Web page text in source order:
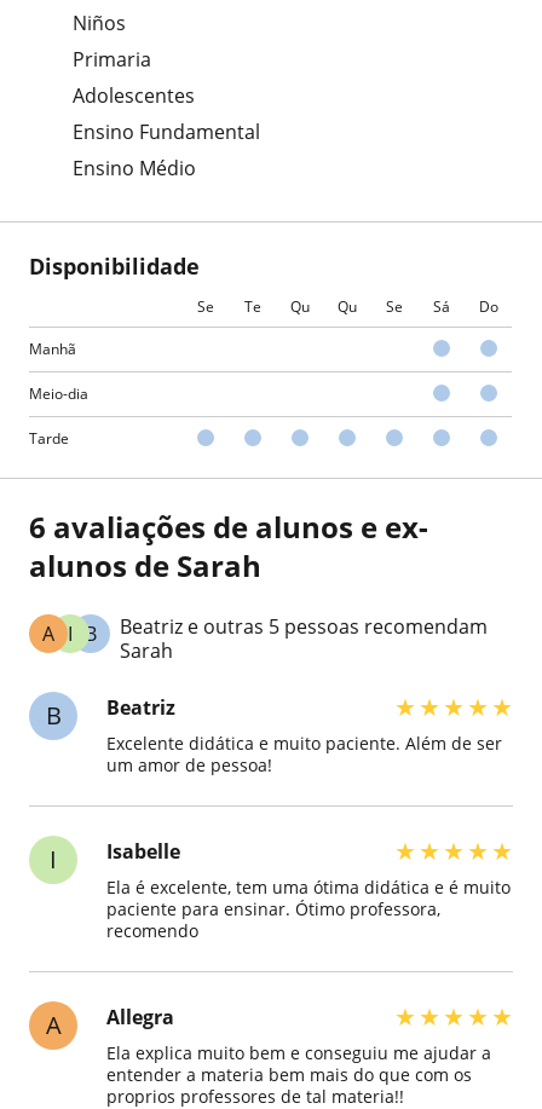
Niños
Primaria
Adolescentes
Ensino Fundamental
Ensino Médio
Disponibilidade
Se Te Qu Qu Se Sá Do
Manhã
Meio-dia
Tarde
6 avaliações de alunos e ex-
alunos de Sarah
B
I
A
Beatriz e outras 5 pessoas recomendam
Sarah
B Beatriz ★★★★★
Excelente didática e muito paciente. Além de ser
um amor de pessoa!
I Isabelle ★★★★★
Ela é excelente, tem uma ótima didática e é muito
paciente para ensinar. Ótimo professora,
recomendo
A Allegra ★★★★★
Ela explica muito bem e conseguiu me ajudar a
entender a materia bem mais do que com os
proprios professores de tal materia!!